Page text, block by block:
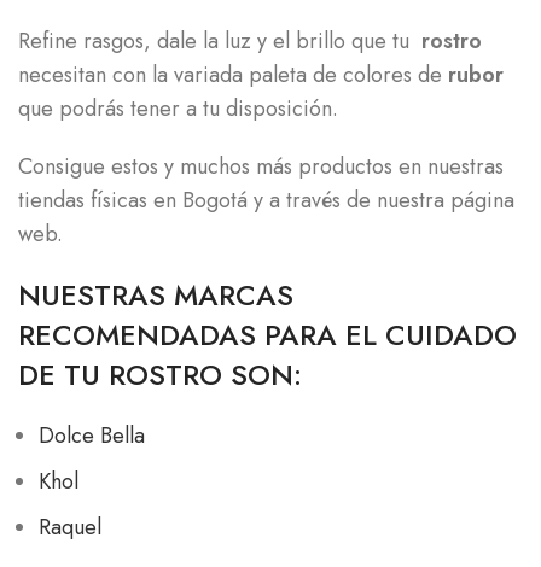
Refine rasgos, dale la luz y el brillo que tu rostro
necesitan con la variada paleta de colores de rubor
que podrás tener a tu disposición.
Consigue estos y muchos más productos en nuestras
tiendas físicas en Bogotá y a través de nuestra página
web.
NUESTRAS MARCAS
RECOMENDADAS PARA EL CUIDADO
DE TU ROSTRO SON:
Dolce Bella
Khol
Raquel